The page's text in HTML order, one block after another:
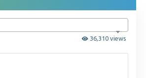
36,310 views